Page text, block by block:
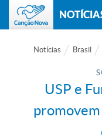
Notícias Brasil
USP e
promovem